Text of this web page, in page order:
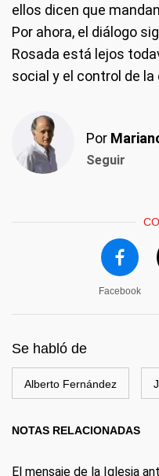
ellos dicen que
Por ahora, el diálogo
Rosada está lejos
social y el control de la
Por
Seguir
Facebook
Se habló de
Alberto Fernández
NOTAS RELACIONADAS
El mensaje de la Iglesia